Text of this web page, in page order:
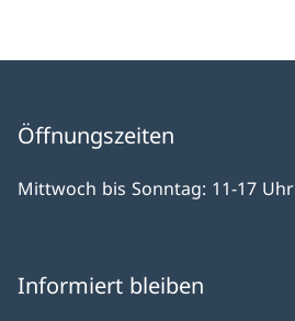
Öffnungszeiten
Mittwoch bis Sonntag: 11-17 Uhr
Informiert bleiben